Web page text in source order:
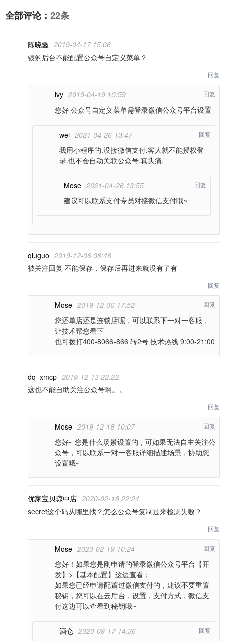
全部评论： 22条
陈晓鑫 2019-04-17 15:06
银豹后台不能配置公众号自定义菜单？
回复
ivy 2019-04-19 10:59
您好 公众号自定义菜单需登录微信公众号平台设置
回复
wei 2021-04-26 13:47
我用小程序的.没接微信支付.客人就不能授权登
录.也不会自动关联公众号.真头痛.
回复
Mose 2021-04-26 13:55
建议可以联系支付专员对接微信支付哦~
回复
qiuguo 2019-12-06 08:46
被关注回复 不能保存，保存后再进来就没有了有
回复
Mose 2019-12-06 17:52
您还单店还是连锁店呢，可以联系下一对一客服，
让技术帮您看下
也可拨打400-8066-866 转2号 技术热线 9:00-21:00
回复
dq_xmcp 2019-12-13 22:22
这也不能自助关注公众号啊。。
回复
Mose 2019-12-16 10:07
您好~ 您是什么场景设置的，可如果无法自主关注公
众号，可以联系一对一客服详细描述场景，协助您
设置哦~
回复
优家宝贝琼中店 2020-02-18 22:24
secret这个码从哪里找？怎么公众号复制过来检测失败？
回复
Mose 2020-02-19 10:24
您好！如果您是刚申请的登录微信公众号平台【开
发】>【基本配置】这边查看；
如果您已经申请配置过微信支付的，建议不要重置
秘钥，您可以在云后台，设置，支付方式，微信支
付这边可以查看到秘钥哦~
回复
酒仓 2020-09-17 14:36
回复